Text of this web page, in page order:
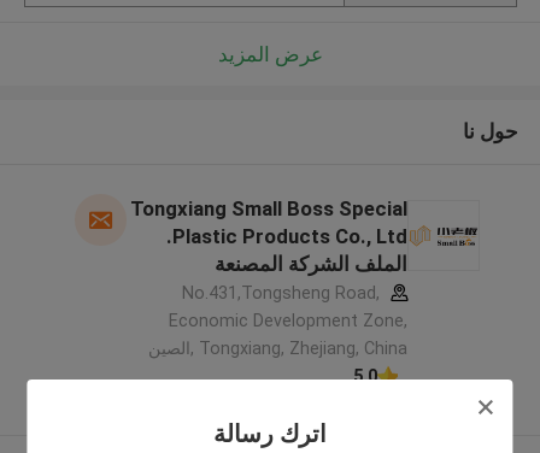
اترك رسالة
عرض المزيد
حول نا
Tongxiang Small Boss Special
Plastic Products Co., Ltd.
الملف الشركة المصنعة
No.431,Tongsheng Road,
Economic Development Zone,
Tongxiang, Zhejiang, China ,الصين
5.0